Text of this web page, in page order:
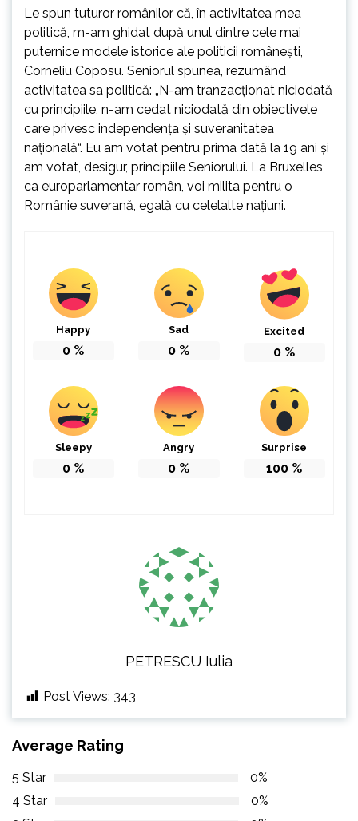
Le spun tuturor românilor că, în activitatea mea
politică, m-am ghidat după unul dintre cele mai
puternice modele istorice ale politicii românești,
Corneliu Coposu. Seniorul spunea, rezumând
activitatea sa politică: „N-am tranzacționat niciodată
cu principiile, n-am cedat niciodată din obiectivele
care privesc independența și suveranitatea
națională“. Eu am votat pentru prima dată la 19 ani și
am votat, desigur, principiile Seniorului. La Bruxelles,
ca europarlamentar român, voi milita pentru o
Românie suverană, egală cu celelalte națiuni.
Happy
0 %
Sad
0 %
Excited
0 %
Sleepy
0 %
Angry
0 %
Surprise
100 %
PETRESCU Iulia
Post Views: 343
Average Rating
5 Star
0%
4 Star
0%